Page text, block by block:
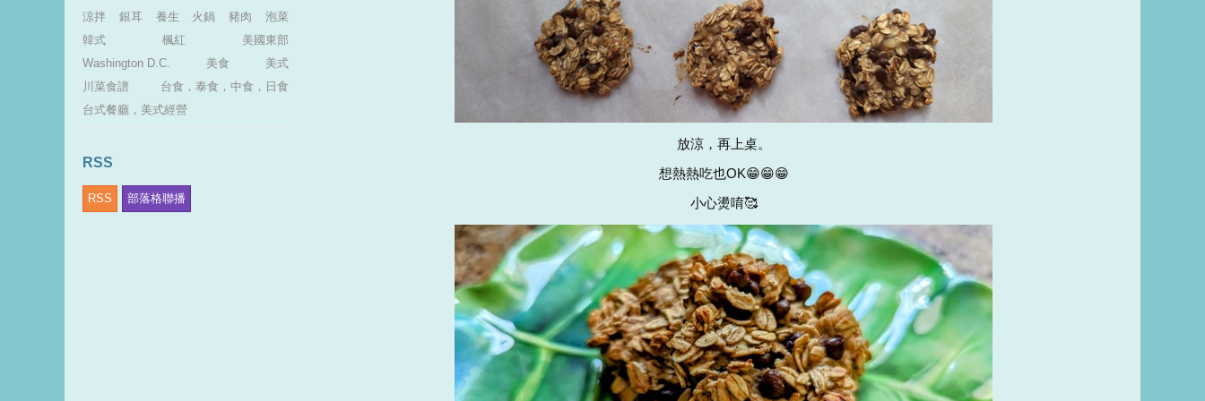
放涼，再上桌。
想熱熱吃也OK😁😁😁
小心燙唷🥰
涼拌 銀耳 養生 火鍋 豬肉
泡菜
韓式
楓紅
美國東部
Washington D.C.
美食
美式
川菜食譜
台食，泰食，中食，日食
台式餐廳，美式經營
RSS
RSS 部落格聯播